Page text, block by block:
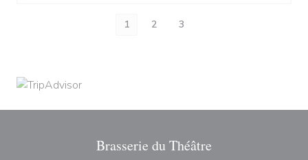
1 2 3
Brasserie du Théâtre